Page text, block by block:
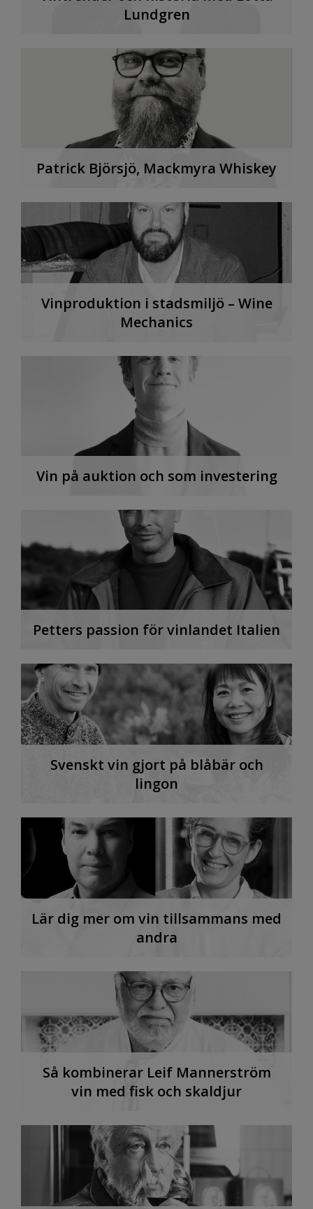
Lundgren
Patrick Björsjö, Mackmyra Whiskey
Vinproduktion i stadsmiljö – Wine
Mechanics
Vin på auktion och som investering
Petters passion för vinlandet Italien
Svenskt vin gjort på blåbär och
lingon
Lär dig mer om vin tillsammans med
andra
Så kombinerar Leif Mannerström
vin med fisk och skaldjur